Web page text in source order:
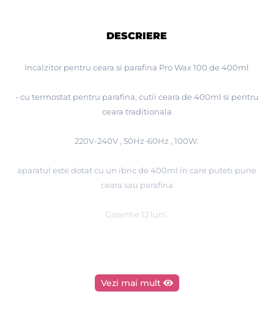
DESCRIERE
Incalzitor pentru ceara si parafina Pro Wax 100 de 400ml
- cu termostat pentru parafina, cutii ceara de 400ml si pentru
ceara traditionala
220V-240V , 50Hz-60Hz , 100W.
aparatul este dotat cu un ibric de 400ml in care puteti pune
ceara sau parafina
Garantie 12 luni.
Vezi mai mult